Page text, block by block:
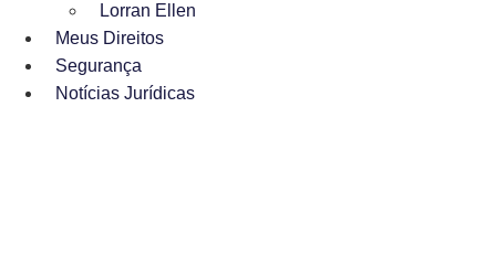
Lorran Ellen
Meus Direitos
Segurança
Notícias Jurídicas